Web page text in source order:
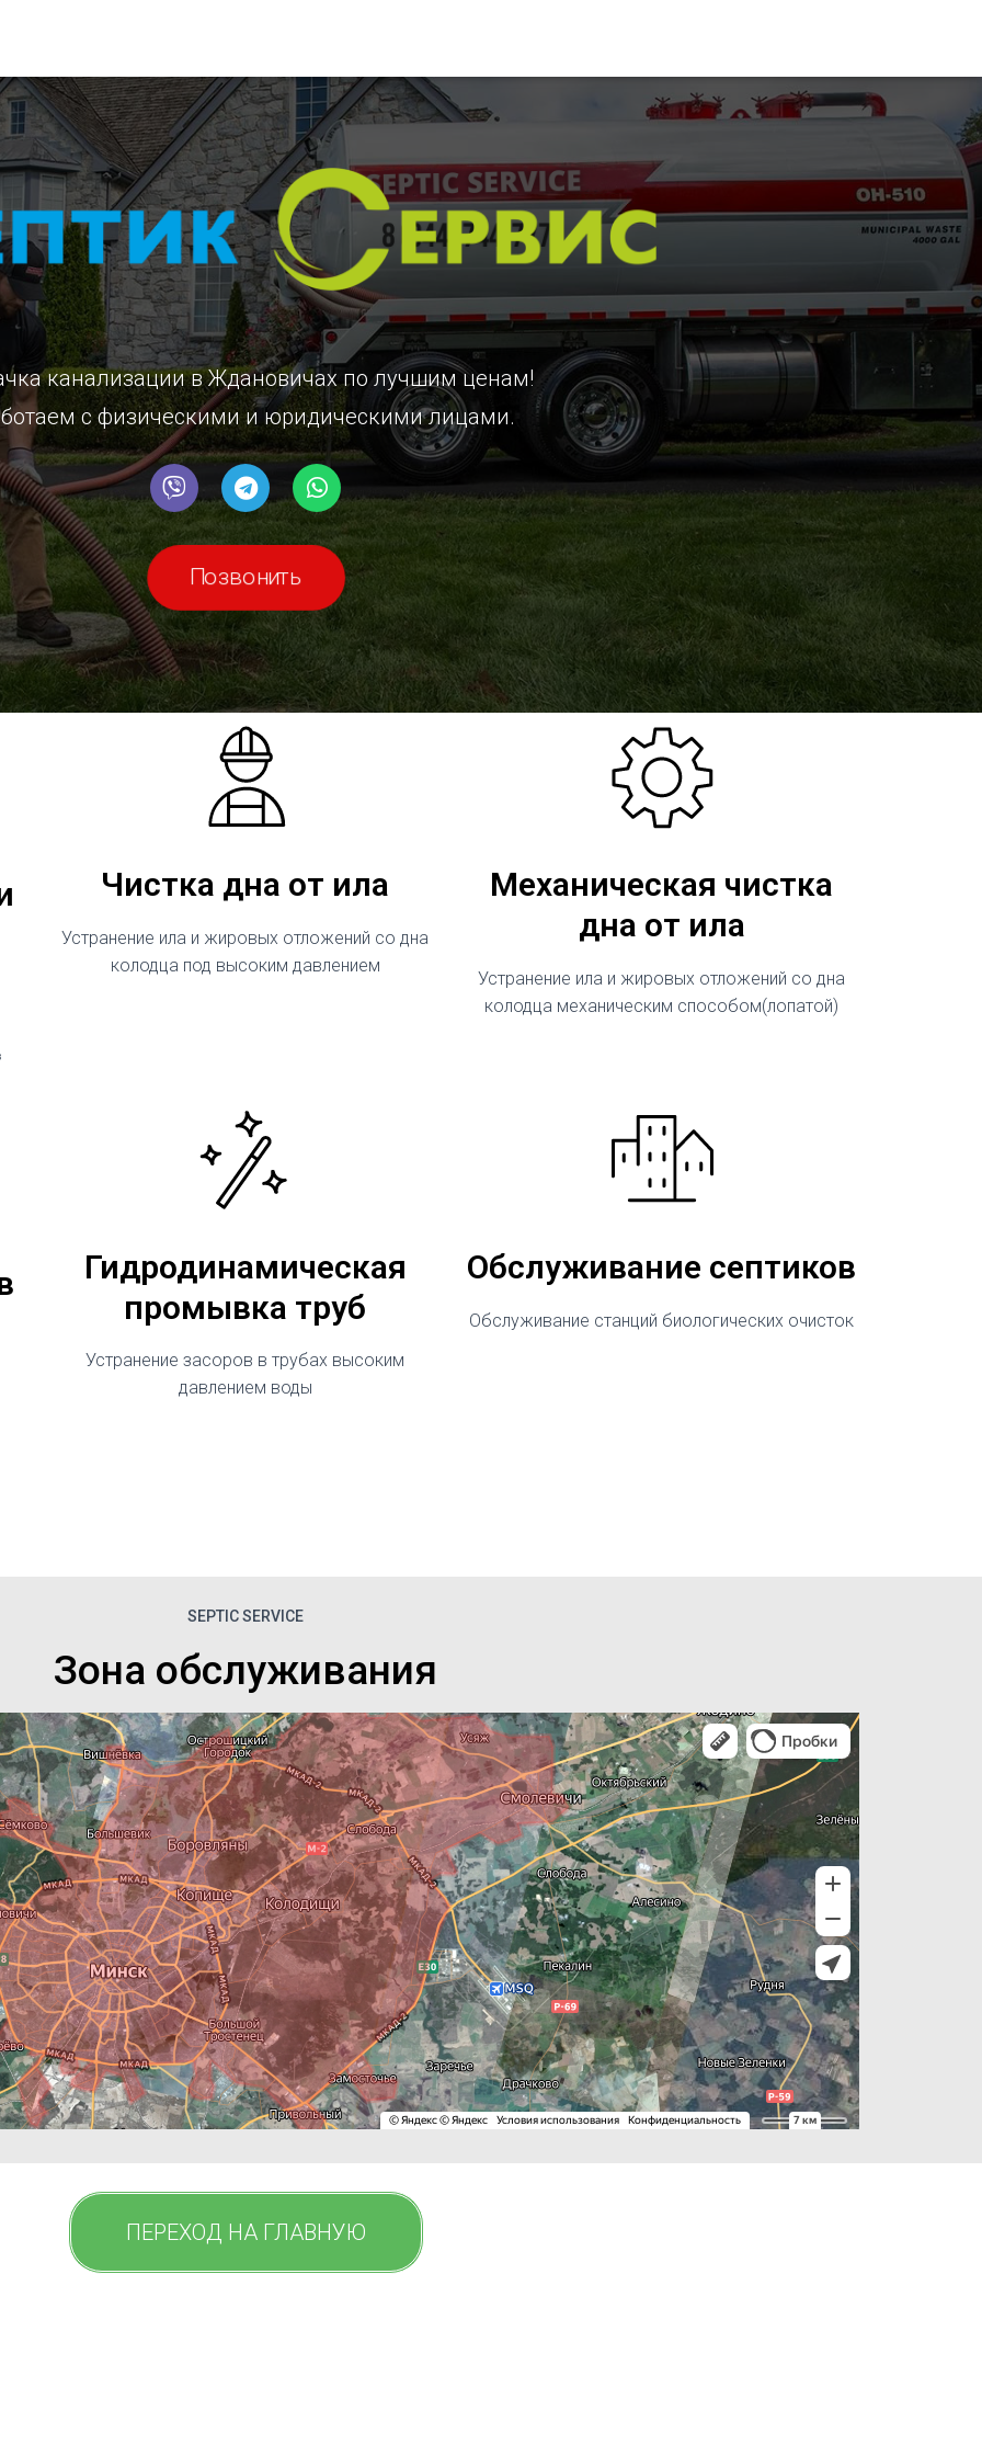
канализации в Ждановичахпо лучшим ценам!
с физическими и юридическими лицами.
Позвонить
Чистка дна от ила
Устранение ила и жировых отложений со дна
колодца под высоким давлением
Механическая чистка
дна от ила
Устранение ила и жировых отложений со дна
колодца механическим способом(лопатой)
Гидродинамическая
промывка труб
Устранение засоров в трубах высоким
давлением воды
Обслуживание септиков
Обслуживание станций биологических очисток
SEPTIC SERVICE
Зона обслуживания
ПЕРЕХОД НА ГЛАВНУЮ